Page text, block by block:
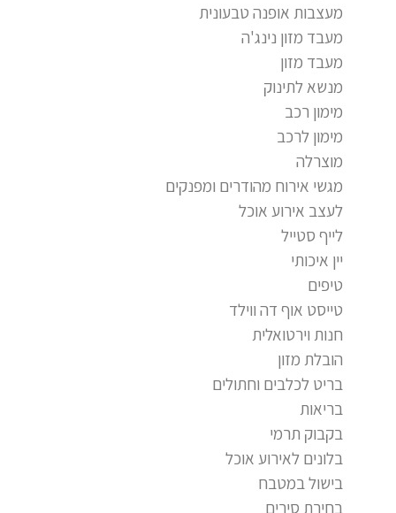
מעצבות אופנה טבעונית
מעבד מזון נינג'ה
מעבד מזון
מנשא לתינוק
מימון רכב
מימון לרכב
מוצרלה
מגשי אירוח מהודרים ומפנקים
לעצב אירוע אוכל
לייף סטייל
יין איכותי
טיפים
טייסט אוף דה ווילד
חנות וירטואלית
הובלת מזון
בריט לכלבים וחתולים
בריאות
בקבוק תרמי
בלונים לאירוע אוכל
בישול במטבח
בחירת סירים